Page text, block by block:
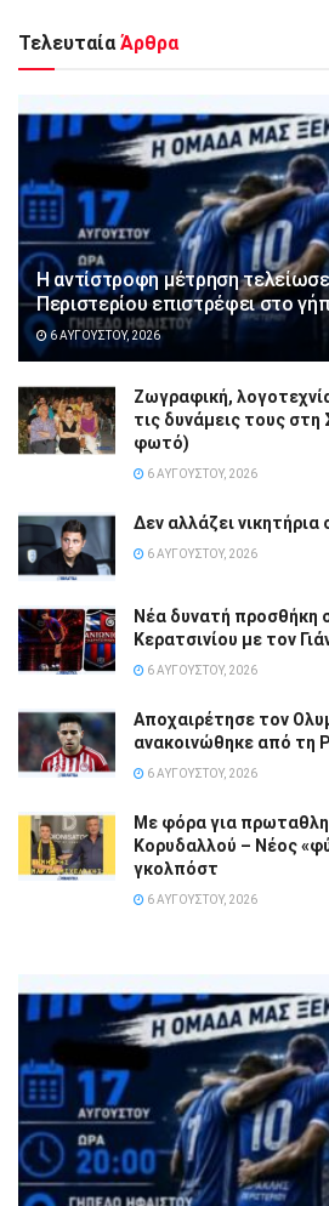
Τελευταία Άρθρα
Η αντίστροφη μέτρηση
Περιστερίου επιστρέφει στο
6 ΑΥΓΟΎΣΤΟΥ, 2026
Ζωγραφική,
τις δυνάμεις τους στη
φωτό)
6 ΑΥΓΟΎΣΤΟΥ, 2026
Δεν αλλάζει νικητήρια
6 ΑΥΓΟΎΣΤΟΥ, 2026
Νέα δυνατή προσθήκη
Κερατσινίου με τον
6 ΑΥΓΟΎΣΤΟΥ, 2026
Αποχαιρέτησε τον
ανακοινώθηκε από τη
6 ΑΥΓΟΎΣΤΟΥ, 2026
Με φόρα για
Κορυδαλλού – Νέος
γκολπόστ
6 ΑΥΓΟΎΣΤΟΥ, 2026